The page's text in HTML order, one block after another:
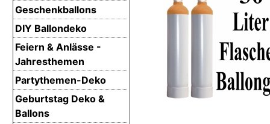
Geschenkballons
DIY Ballondeko
Feiern & Anlässe -
Jahresthemen
Partythemen-Deko
Geburtstag Deko &
Ballons